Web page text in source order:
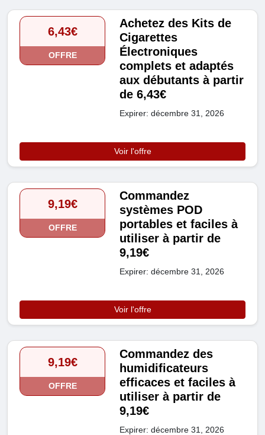
6,43€
OFFRE
Achetez des Kits de
Cigarettes
Électroniques
complets et adaptés
aux débutants à partir
de 6,43€
Expirer: décembre 31, 2026
Voir l'offre
9,19€
OFFRE
Commandez
systèmes POD
portables et faciles à
utiliser à partir de
9,19€
Expirer: décembre 31, 2026
Voir l'offre
9,19€
OFFRE
Commandez des
humidificateurs
efficaces et faciles à
utiliser à partir de
9,19€
Expirer: décembre 31, 2026